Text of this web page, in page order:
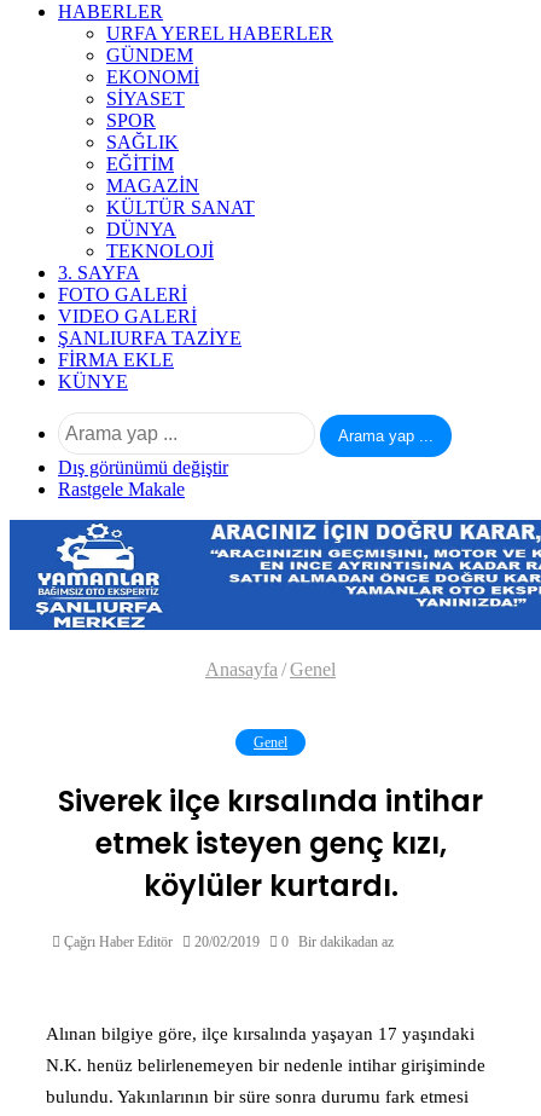
HABERLER
URFA YEREL HABERLER
GÜNDEM
EKONOMİ
SİYASET
SPOR
SAĞLIK
EĞİTİM
MAGAZİN
KÜLTÜR SANAT
DÜNYA
TEKNOLOJİ
3. SAYFA
FOTO GALERİ
VIDEO GALERİ
ŞANLIURFA TAZİYE
FİRMA EKLE
KÜNYE
Arama yap ...
Dış görünümü değiştir
Rastgele Makale
Anasayfa /Genel
Genel
Siverek ilçe kırsalında intihar
etmek isteyen genç kızı,
köylüler kurtardı.
Çağrı Haber Editör 20/02/2019 0 Bir dakikadan az
Alınan bilgiye göre, ilçe kırsalında yaşayan 17 yaşındaki
N.K. henüz belirlenemeyen bir nedenle intihar girişiminde
bulundu. Yakınlarının bir süre sonra durumu fark etmesi